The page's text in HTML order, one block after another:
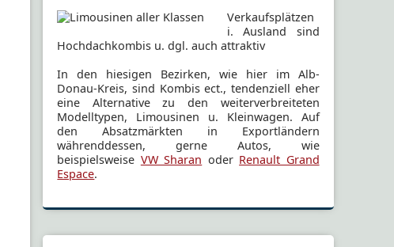
Verkaufsplätzen
i. Ausland sind
Hochdachkombis u. dgl. auch attraktiv
In den hiesigen Bezirken, wie hier im Alb-
Donau-Kreis, sind Kombis ect., tendenziell eher
eine Alternative zu den weiterverbreiteten
Modelltypen, Limousinen u. Kleinwagen. Auf
den Absatzmärkten in Exportländern
währenddessen, gerne Autos, wie
beispielsweise VW Sharan oder Renault Grand
Espace.